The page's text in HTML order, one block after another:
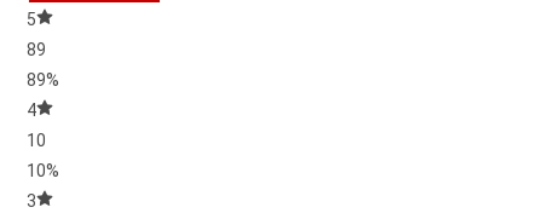
5
89
89%
4
10
10%
3